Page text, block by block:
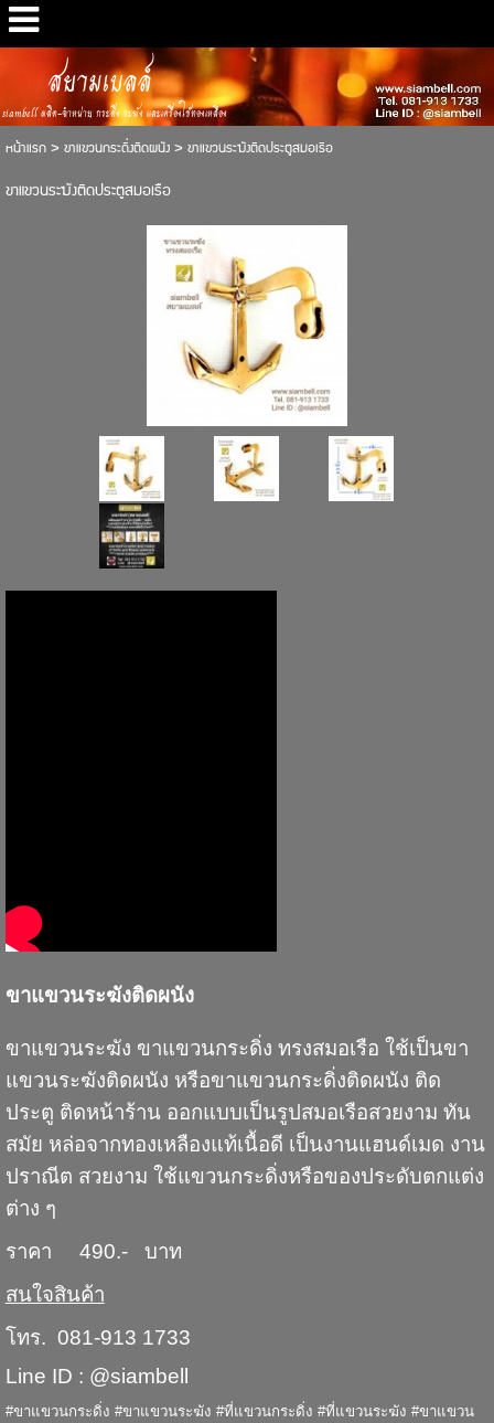
สยามเบลล์
siambell ผลิต-จำหน่าย กระดิ่ง ระฆัง และเครื่องใช้ทองเหลือง
หน้าแรก> ขาแขวนกระดิ่งติดผนัง> ขาแขวนระฆังติดประตูสมอเรือ
ขาแขวนระฆังติดประตูสมอเรือ
ขาแขวนระฆังติดผนัง
ขาแขวนระฆัง ขาแขวนกระดิ่ง ทรงสมอเรือ ใช้เป็นขา
แขวนระฆังติดผนัง หรือขาแขวนกระดิ่งติดผนัง ติด
ประตู ติดหน้าร้าน ออกแบบเป็นรูปสมอเรือสวยงาม ทัน
สมัย หล่อจากทองเหลืองแท้เนื้อดี เป็นงานแฮนด์เมด งาน
ปราณีต สวยงาม ใช้แขวนกระดิ่งหรือของประดับตกแต่ง
ต่าง ๆ
ราคา 490.- บาท
สนใจสินค้า
โทร. 081-913 1733
Line ID : @siambell
#ขาแขวนกระดิ่ง #ขาแขวนระฆัง #ที่แขวนกระดิ่ง #ที่แขวนระฆัง #ขาแขวน